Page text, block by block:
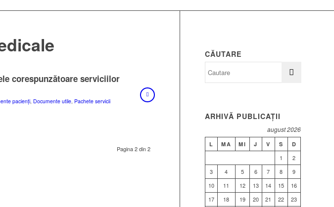
corespunzătoare serviciilor
pacienți, Documente utile, Pachete servicii
Pagina 2 din 2
CĂUTARE
ARHIVĂ PUBLICAȚII
august 2026
L MA MI J V S D
1
2
3
4 5 6 7 8
9
10
11 12 13 14 15
16
17
18 19 20 21 22
23